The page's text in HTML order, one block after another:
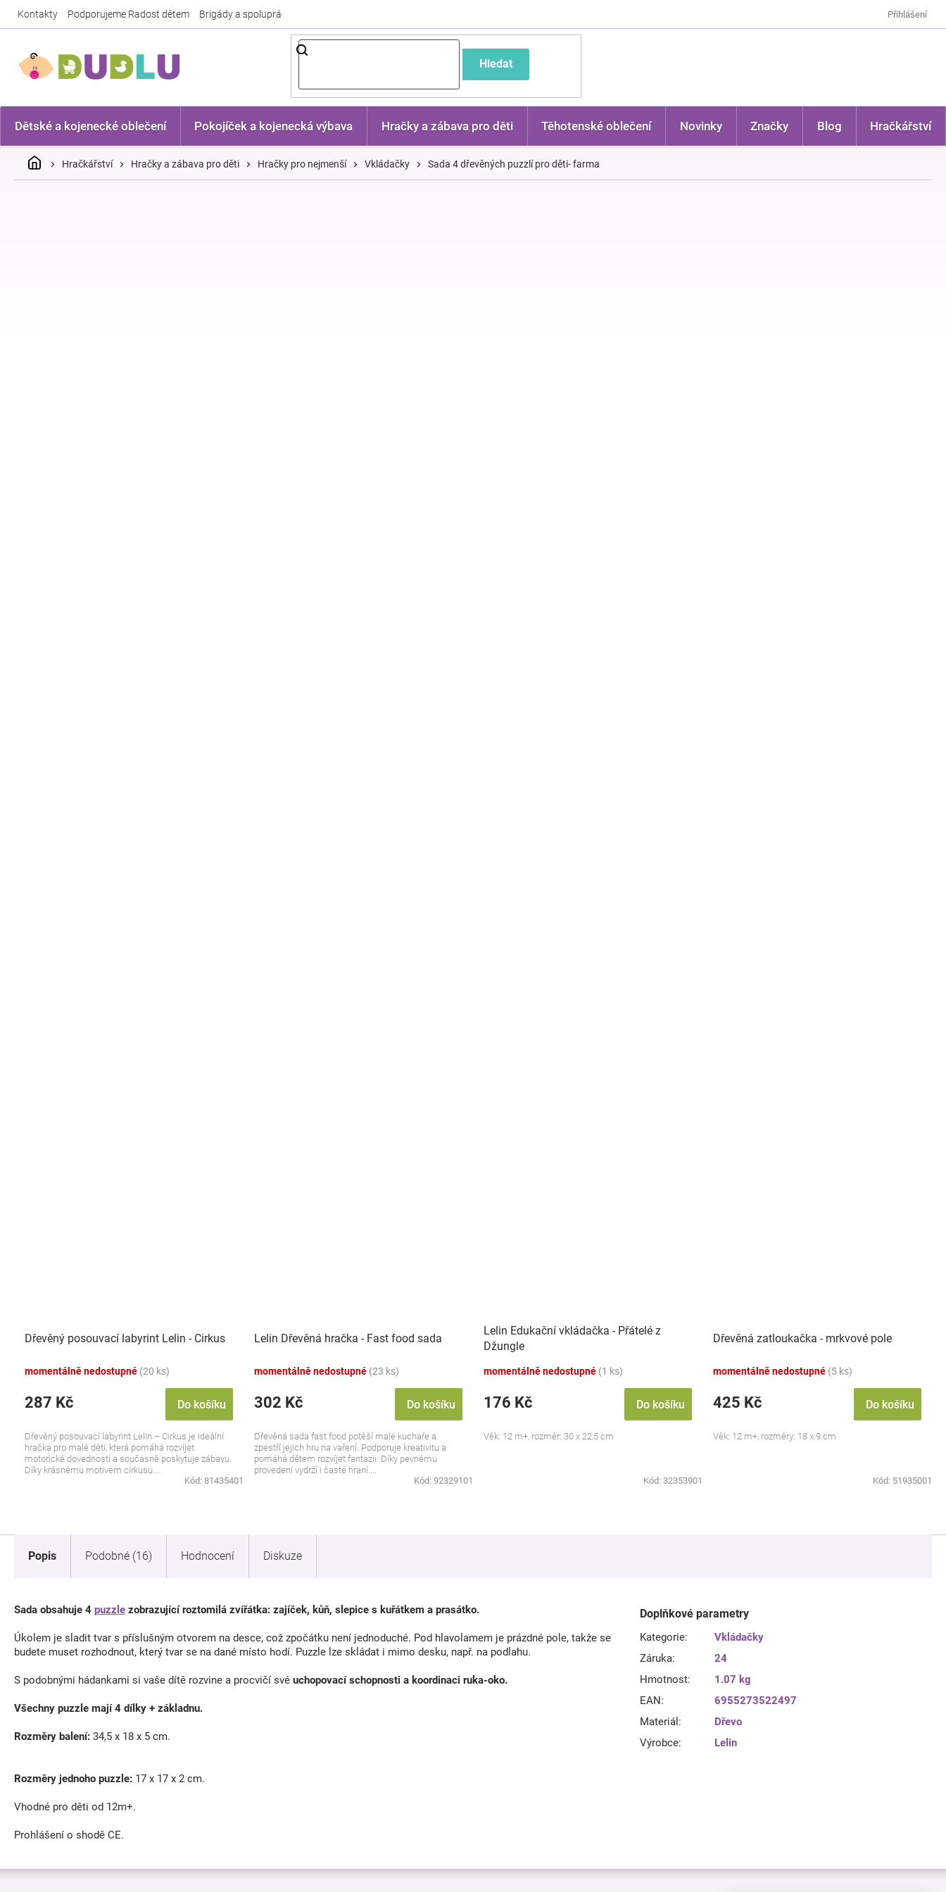
Kontakty Podporujeme Radost dětem Brigády a spolupráce Přihlášení
Hledat
Dětské a kojenecké oblečení Pokojíček a kojenecká výbava Hračky a zábava pro děti Těhotenské oblečení Novinky Značky Blog Hračkářství
DomůHračkářství Hračky a zábava pro děti Hračky pro nejmenší Vkládačky Sada 4 dřevěných puzzlí pro děti- farma
Dřevěný posouvací labyrint Lelin - Cirkus
momentálně nedostupné (20 ks)
287 Kč Do košíku
Dřevěný posouvací labyrint Lelin – Cirkus je ideální
hračka pro malé děti, která pomáhá rozvíjet
motorické dovednosti a současně poskytuje zábavu.
Díky krásnému motivem cirkusu...
Kód: 81435401
Lelin Dřevěná hračka - Fast food sada
momentálně nedostupné (23 ks)
302 Kč Do košíku
Dřevěná sada fast food potěší malé kuchaře a
zpestří jejich hru na vaření. Podporuje kreativitu a
pomáhá dětem rozvíjet fantazii. Díky pevnému
provedení vydrží i časté hraní....
Kód: 92329101
Lelin Edukační vkládačka - Přátelé z
Džungle
momentálně nedostupné (1 ks)
176 Kč Do košíku
Věk: 12 m+, rozměr: 30 x 22,5 cm
Kód: 32353901
Dřevěná zatloukačka - mrkvové pole
momentálně nedostupné (5 ks)
425 Kč Do košíku
Věk: 12 m+, rozměry: 18 x 9 cm
Kód: 51935001
Popis Podobné (16) Hodnocení Diskuze
Sada obsahuje 4 puzzle zobrazující roztomilá zvířátka: zajíček, kůň, slepice s kuřátkem a prasátko.
Úkolem je sladit tvar s příslušným otvorem na desce, což zpočátku není jednoduché. Pod hlavolamem je prázdné pole, takže se
budete muset rozhodnout, který tvar se na dané místo hodí. Puzzle lze skládat i mimo desku, např. na podlahu.
S podobnými hádankami si vaše dítě rozvine a procvičí své uchopovací schopnosti a koordinaci ruka-oko.
Všechny puzzle mají 4 dílky + základnu.
Rozměry balení: 34,5 x 18 x 5 cm.
Rozměry jednoho puzzle: 17 x 17 x 2 cm.
Vhodné pro děti od 12m+.
Prohlášení o shodě CE.
Doplňkové parametry
Kategorie:
Vkládačky
Záruka:
24
Hmotnost:
1.07 kg
EAN:
6955273522497
Materiál :
Dřevo
Výrobce: Lelin
Z